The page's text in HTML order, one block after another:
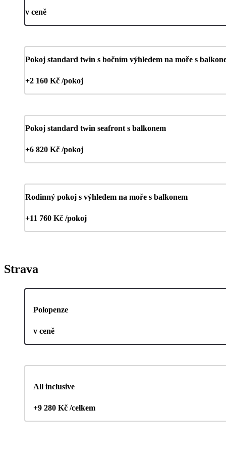
v ceně
Pokoj standard twin s bočním výhledem na moře s
+2 160 Kč /pokoj
Pokoj standard twin seafront s balkonem
+6 820 Kč /pokoj
Rodinný pokoj s výhledem na moře s balkonem
+11 760 Kč /pokoj
Strava
Polopenze
v ceně
All inclusive
+9 280 Kč /celkem